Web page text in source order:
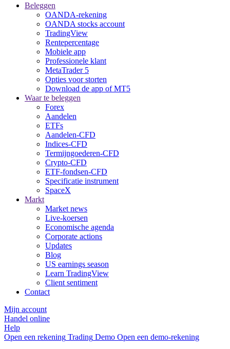
Beleggen
OANDA-rekening
OANDA stocks account
TradingView
Rentepercentage
Mobiele app
Professionele klant
MetaTrader 5
Opties voor storten
Download de app of MT5
Waar te beleggen
Forex
Aandelen
ETFs
Aandelen-CFD
Indices-CFD
Termijngoederen-CFD
Crypto-CFD
ETF-fondsen-CFD
Specificatie instrument
SpaceX
Markt
Market news
Live-koersen
Economische agenda
Corporate actions
Updates
Blog
US earnings season
Learn TradingView
Client sentiment
Contact
Mijn account
Handel online
Help
Open een rekening Trading Demo Open een demo-rekening